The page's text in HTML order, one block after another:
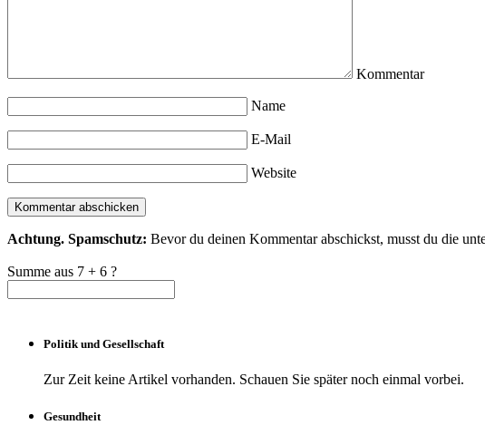
Kommentar
Name
E-Mail
Website
Achtung. Spamschutz: Bevor du deinen Kommentar abschickst, musst du die
Summe aus 7 + 6 ?
Politik und Gesellschaft
Zur Zeit keine Artikel vorhanden. Schauen Sie später noch einmal vorbei.
Gesundheit